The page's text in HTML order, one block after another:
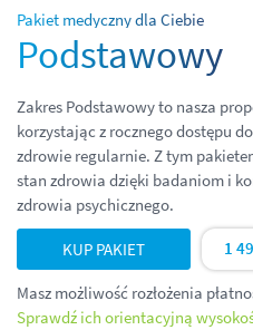
Pakiet medyczny dla Ciebie
Podstawowy
Zakres Podstawowy to nasza
korzystając z rocznego dostępu
zdrowie regularnie. Z tym
stan zdrowia dzięki badaniom i
zdrowia psychicznego.
KUP PAKIET 1
Masz możliwość rozłożenia
Sprawdź ich orientacyjną